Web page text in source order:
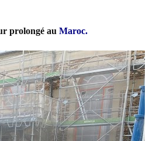
prolongé au Maroc.